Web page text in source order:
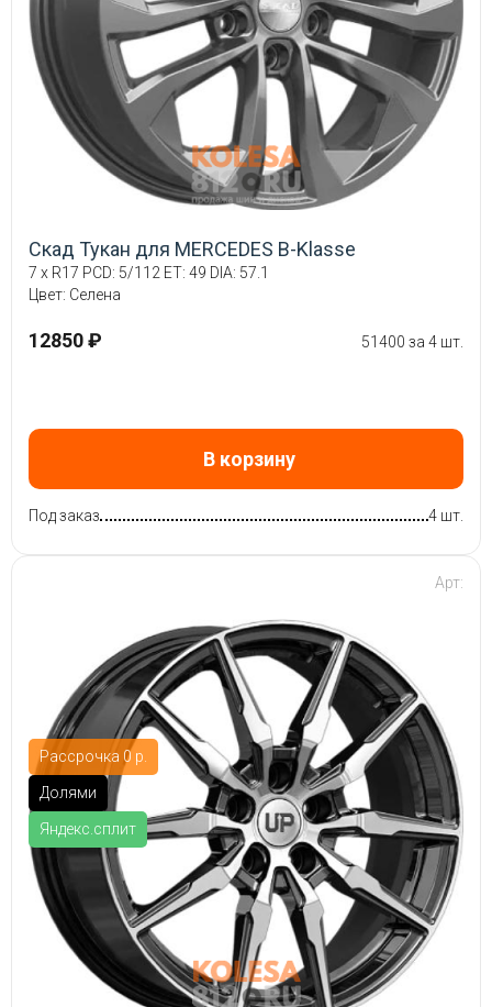
Скад Тукан для MERCEDES B-Klasse
7 x R17 PCD: 5/112 ET: 49 DIA: 57.1
Цвет: Селена
12850 ₽ 51400 за 4 шт.
В корзину
Под заказ 4 шт.
Рассрочка 0 р.
Долями
Яндекс.сплит
Арт: